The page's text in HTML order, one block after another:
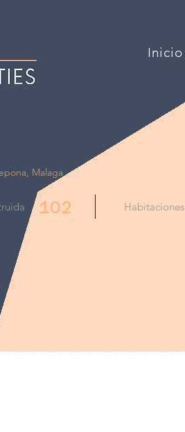
Inicio
Malaga
102 Habitaciones